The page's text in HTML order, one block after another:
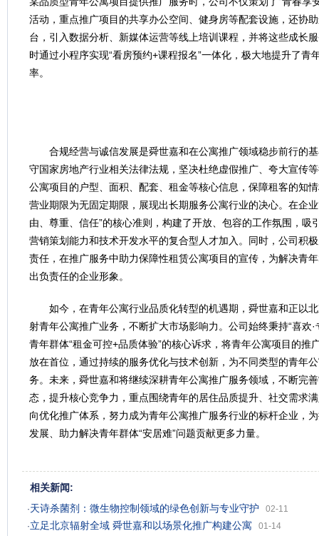
活动，重点推广项目的共享办公空间、健身房等配套设施，还协
台，引入数据分析、新媒体运营等线上培训课程，并将这些成长
时通过小程序实现“看房预约+课程报名”一体化，极大地提升了青
率。
合规经营与诚信发展是舜世嘉和在公寓推广领域稳步前行的
守国家房地产行业相关法律法规，坚决杜绝虚假推广、夸大宣传
公寓项目的户型、面积、配套、租金等核心信息，保障租客的知
营业期限为无固定期限，展现出长期服务公寓行业的决心。在企
由、尊重、信任”的核心准则，构建了开放、包容的工作氛围，吸
营销策划能力和技术开发水平的复合型人才加入。同时，公司积
责任，在推广服务中助力保障性租赁公寓项目的宣传，为解决青
出负责任的企业形象。
如今，在青年公寓行业品质化转型的机遇期，舜世嘉和正以
射青年公寓推广业务，不断扩大市场影响力。公司始终秉持“喜欢
青年群体“租金可控+品质体验”的核心诉求，将青年公寓项目的推
放在首位，通过持续的服务优化与技术创新，为不同类型的青年
务。未来，舜世嘉和将继续深耕青年公寓推广服务领域，不断完
态，提升核心竞争力，重点围绕青年的居住品质提升、社交需求
向优化推广体系，努力成为青年公寓推广服务行业的标杆企业，
发展、助力解决青年群体“安居难”问题贡献更多力量。
相关新闻:
·天诗杀菌剂：微生物控制领域的绿色创新与专业守护
02-11
·立足北京辐射全域 舜世嘉和以场景化推广构建公寓
01-14